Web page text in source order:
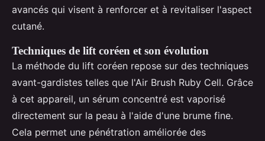
avancés qui visent à renforcer et à revitaliser l'aspect
cutané.
Techniques de lift coréen et son évolution
La méthode du lift coréen repose sur des techniques
avant-gardistes telles que l'Air Brush Ruby Cell. Grâce
à cet appareil, un sérum concentré est vaporisé
directement sur la peau à l'aide d'une brume fine.
Cela permet une pénétration améliorée des